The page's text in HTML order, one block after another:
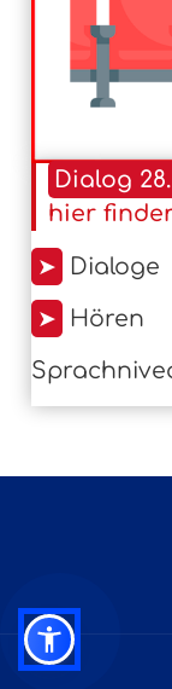
Dialog
hier
➤ Dialoge
➤ Hören